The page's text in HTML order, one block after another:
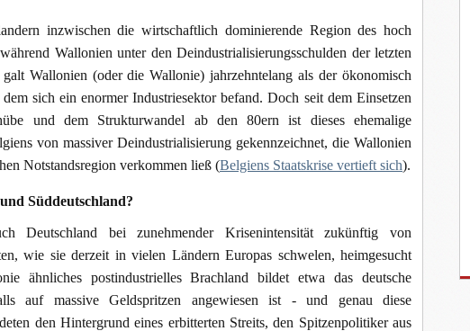
inzwischen die wirtschaftlich dominierende Region des hoch
Wallonien unter den Deindustrialisierungsschulden der letzten
Wallonien (oder die Wallonie) jahrzehntelang als der ökonomisch
sich ein enormer Industriesektor befand. Doch seit dem Einsetzen
und dem Strukturwandel ab den 80ern ist dieses ehemalige
von massiver Deindustrialisierung gekennzeichnet, die Wallonien
Notstandsregion verkommen ließ (Belgiens Staatskrise vertieft sich).
Süddeutschland?
bei zunehmender Krisenintensität zukünftig von
wie sie derzeit in vielen Ländern Europas schwelen, heimgesucht
ähnliches postindustrielles Brachland bildet etwa das deutsche
auf massive Geldspritzen angewiesen ist - und genau diese
den Hintergrund eines erbitterten Streits, den Spitzenpolitiker aus